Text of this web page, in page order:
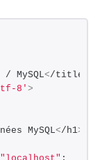
/ MySQL</title
8' >
MySQL</h1>